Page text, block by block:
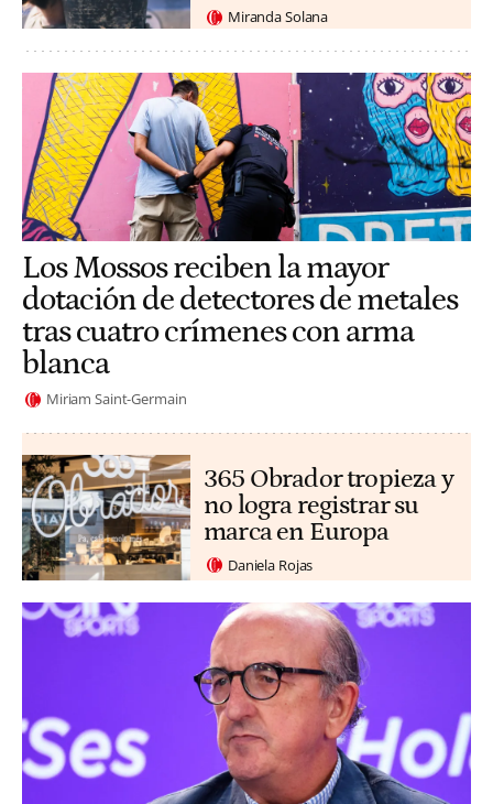
Miranda Solana
Los Mossos reciben la mayor
dotación de detectores de metales
tras cuatro crímenes con arma
blanca
Miriam Saint-Germain
365 Obrador tropieza y
no logra registrar su
marca en Europa
Daniela Rojas